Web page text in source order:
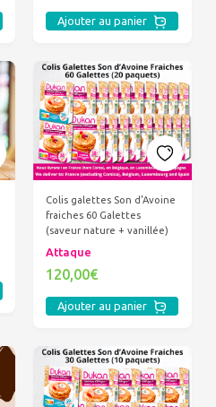
Ajouter au panier
Colis galettes Son d'Avoine
fraiches 60 Galettes
(saveur nature + vanillée)
Attaque
120,00€
Ajouter au panier